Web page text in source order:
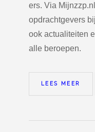
ers. Via
opdrachtgevers
ook actualiteiten
alle beroepen.
LEES MEER